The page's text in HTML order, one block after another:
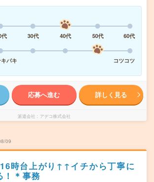
代
30代 40代 50代
60代
パキ
コツコツ
応募へ進む 詳しく見る
派遣会社 アデコ株式会社
09
16時台上がり↑↑イチから丁寧に
！＊事務